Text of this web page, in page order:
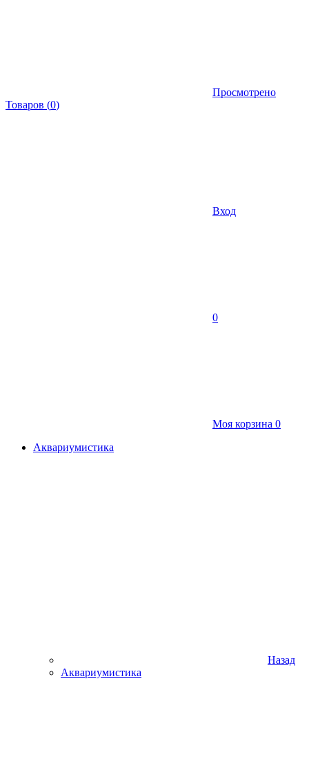
Просмотрено
Товаров (0)
Вход
0
Моя корзина 0
Аквариумистика
Назад
Аквариумистика